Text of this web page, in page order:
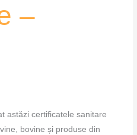
–
astăzi certificatele sanitare
bovine și produse din